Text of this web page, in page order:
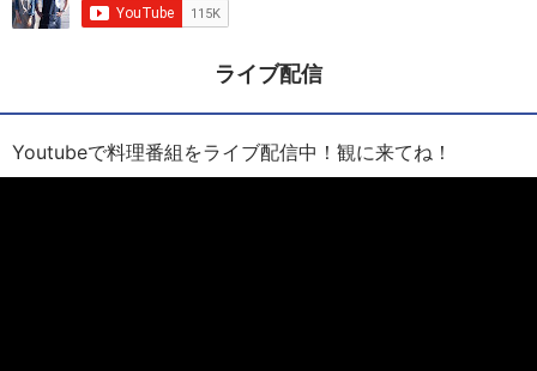
ライブ配信
Youtubeで料理番組をライブ配信中！観に来てね！